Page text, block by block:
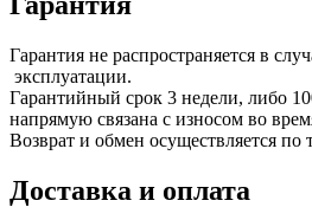
Гарантия не распространяется в
эксплуатации.
Гарантийный срок 3 недели, либо
напрямую связана с износом во
Возврат и обмен осуществляется по
Доставка и оплата